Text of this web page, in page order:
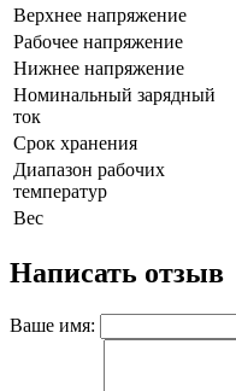
Верхнее напряжение
Рабочее напряжение
Нижнее напряжение
Номинальный зарядный
ток
Срок хранения
Диапазон рабочих
температур
Вес
Написать отзыв
Ваше имя: